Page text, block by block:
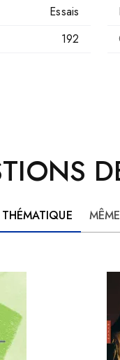
Essais
192